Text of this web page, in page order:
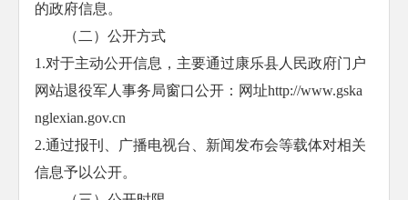
的政府信息。
（二）公开方式
1.对于主动公开信息，主要通过康乐县人民政府门户
网站退役军人事务局窗口公开：网址http://www.gska
nglexian.gov.cn
2.通过报刊、广播电视台、新闻发布会等载体对相关
信息予以公开。